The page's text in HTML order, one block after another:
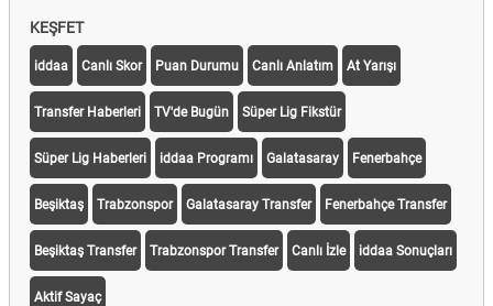
KEŞFET
iddaa Canlı Skor Puan Durumu Canlı Anlatım At Yarışı
Transfer Haberleri TV'de Bugün Süper Lig Fikstür
Süper Lig Haberleri iddaa Programı Galatasaray Fenerbahçe
Beşiktaş Trabzonspor Galatasaray Transfer Fenerbahçe Transfer
Beşiktaş Transfer Trabzonspor Transfer Canlı İzle iddaa Sonuçları
Aktif Sayaç